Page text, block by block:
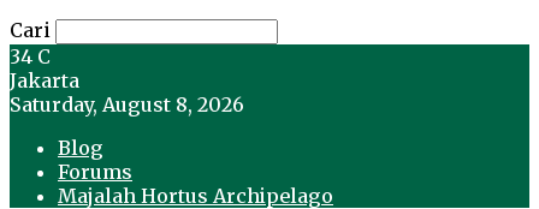
Cari
34 C
Jakarta
Saturday, August 8, 2026
Blog
Forums
Majalah Hortus Archipelago